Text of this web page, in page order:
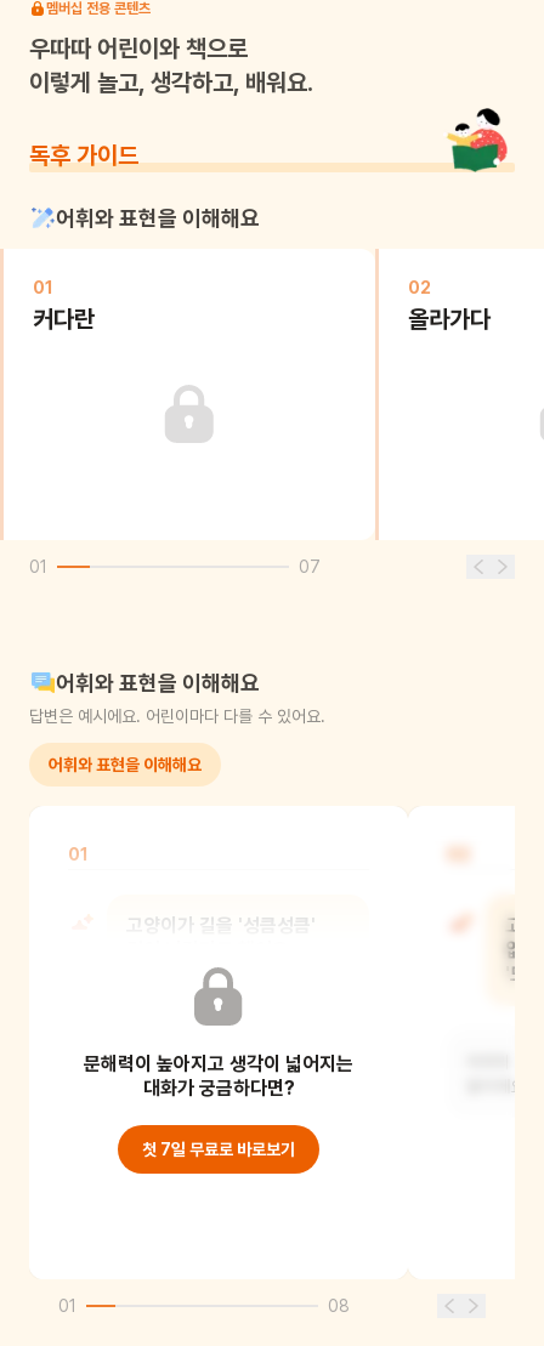
멤버십 전용 콘텐츠
우따따어린이와 책으로
이렇게 놀고, 생각하고, 배워요.
독후 가이드
어휘와 표현을 이해해요
01
커다란
02
올라가다
01 07
어휘와 표현을 이해해요
답변은 예시에요. 어린이마다 다를 수 있어요.
어휘와 표현을 이해해요
01
고양이가 길을 '성큼성큼'
'성큼성큼'은 어떻게 걷는
모습일까요?
발걸음을 크게 내딛으면서 힘차게 걷는
문해력이 높아지고 생각이 넓어지는
대화가 궁금하다면?
첫 7일 무료로 바로보기
고
없
'도
말이에요.
01 08